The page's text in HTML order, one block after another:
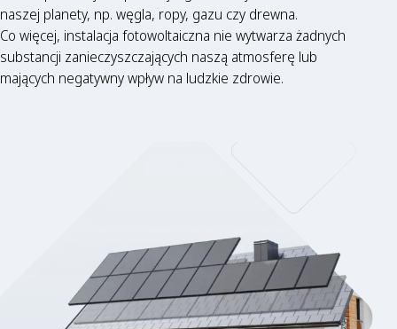
naszej planety, np. węgla, ropy, gazu czy drewna.
Co więcej, instalacja fotowoltaiczna nie wytwarza żadnych
substancji zanieczyszczających naszą atmosferę lub
mających negatywny wpływ na ludzkie zdrowie.